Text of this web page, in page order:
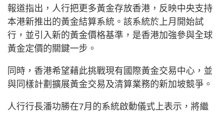
報道指出，人行把更多黃金存放香港，反映中央支持
本港新推出的黃金結算系統。該系統於上月開始試
行，並引入新的黃金價格基準，是香港加強參與全球
黃金定價的關鍵一步。
同時，香港希望藉此挑戰現有國際黃金交易中心，並
與同樣計劃擴展黃金交易及清算業務的新加坡競爭。
人行行長潘功勝在7月的系統啟動儀式上表示，將繼